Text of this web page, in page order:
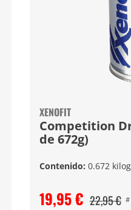
XENOFIT
Competition
de 672g)
Contenido: 0.672
19,95 € 22,95 € #